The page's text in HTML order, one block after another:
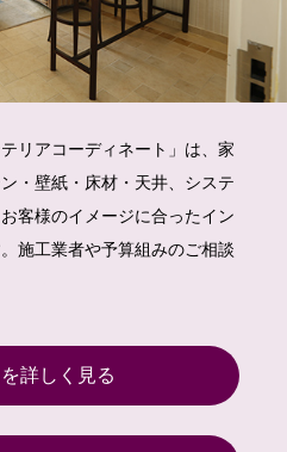
リアコーディネート」は、家
・壁紙・床材・天井、システ
客様のイメージに合ったイン
施工業者や予算組みのご相談
詳しく見る